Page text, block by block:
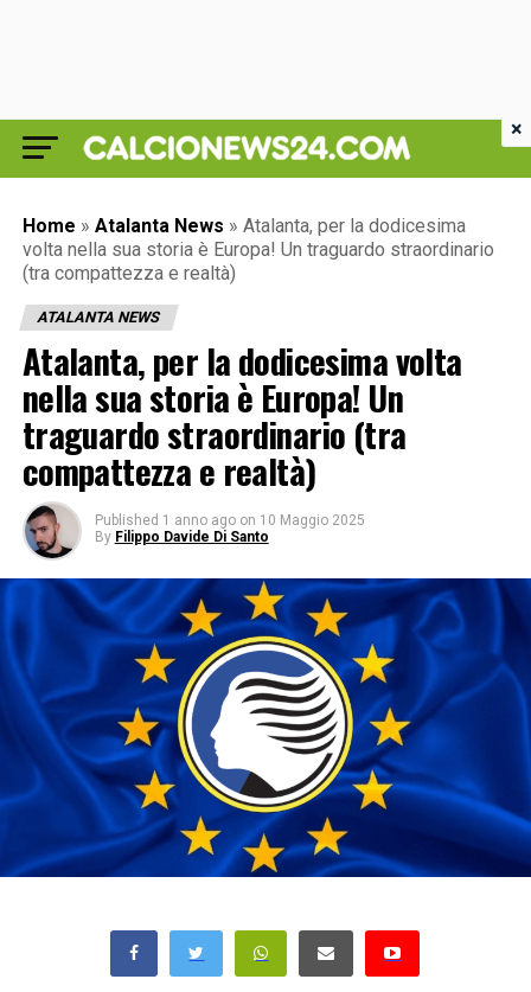
Home » Atalanta News » Atalanta, per la dodicesima
volta nella sua storia è Europa! Un traguardo straordinario
(tra compattezza e realtà)
ATALANTA NEWS
Atalanta, per la dodicesima volta
nella sua storia è Europa! Un
traguardo straordinario (tra
compattezza e realtà)
Published 1 anno ago on 10 Maggio 2025
By Filippo Davide Di Santo
×